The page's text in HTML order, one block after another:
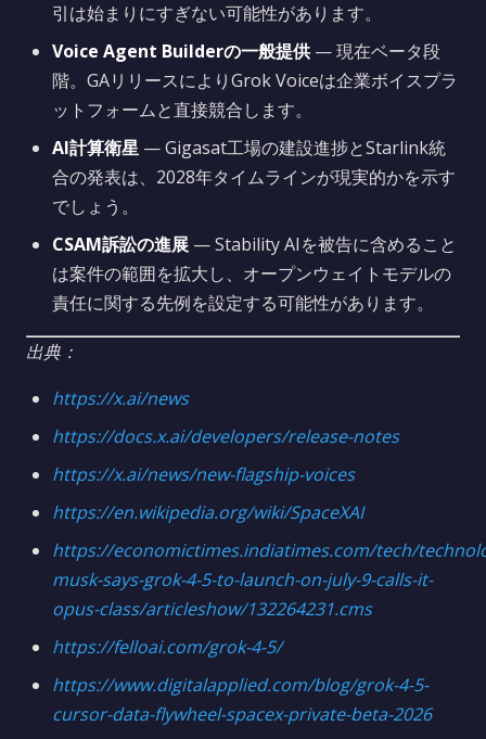
引は始まりにすぎない可能性があります。
Voice Agent Builderの一般提供 — 現在ベータ段
階。GAリリースによりGrok Voiceは企業ボイスプラ
ットフォームと直接競合します。
AI計算衛星 — Gigasat工場の建設進捗とStarlink統
合の発表は、2028年タイムラインが現実的かを示す
でしょう。
CSAM訴訟の進展 — Stability AIを被告に含めること
は案件の範囲を拡大し、オープンウェイトモデルの
責任に関する先例を設定する可能性があります。
出典：
https://x.ai/news
https://docs.x.ai/developers/release-notes
https://x.ai/news/new-flagship-voices
https://en.wikipedia.org/wiki/SpaceXAI
https://economictimes.indiatimes.com/tech/
musk-says-grok-4-5-to-launch-on-july-9-calls-it-
opus-class/articleshow/132264231.cms
https://felloai.com/grok-4-5/
https://www.digitalapplied.com/blog/grok-4-5-
cursor-data-flywheel-spacex-private-beta-2026